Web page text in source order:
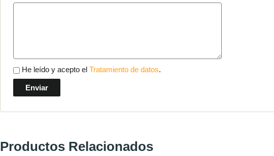
He leído y acepto elTratamiento de datos.
Productos Relacionados